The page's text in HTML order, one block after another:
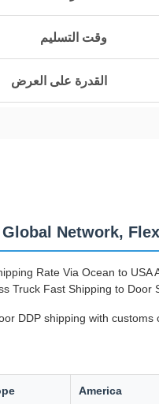
وقت التسليم
القدرة على العرض
Network,
Rate Via Ocean to USA
Truck Fast Shipping to Door
DDP shipping with customs
America